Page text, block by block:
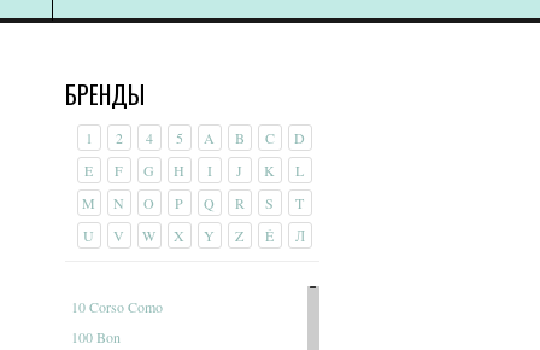
БРЕНДЫ
1 2 4 5 A B C
D
E
F G H I J K
L
M
N O P Q R S
T
U
V W X Y Z É Л
10 Corso Como
100 Bon